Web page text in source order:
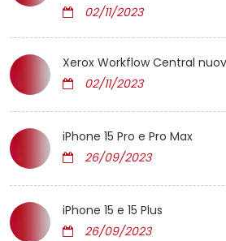
02/11/2023
Xerox Workflow Central
02/11/2023
iPhone 15 Pro e Pro Max
26/09/2023
iPhone 15 e 15 Plus
26/09/2023